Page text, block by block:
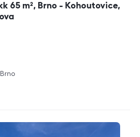
65 m², Brno - Kohoutovice,